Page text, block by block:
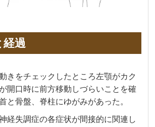
経過
きをチェックしたところ左顎がカク
開口時に前方移動しづらいことを確
と骨盤、脊柱にゆがみがあった。
経失調症の各症状が間接的に関連し